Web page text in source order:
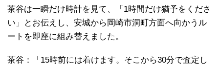
茶谷は一瞬だけ時計を見て、「1時間だけ猶予をくださ
い」とお伝えし、安城から岡崎市洞町方面へ向かうル
ートを即座に組み替えました。
茶谷：「15時前には着けます。そこから30分で査定し